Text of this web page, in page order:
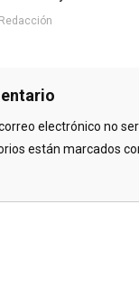
Redacción
electrónico no
están marcados